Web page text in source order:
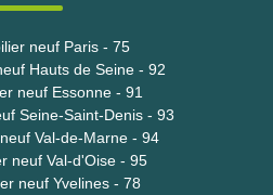
neuf Paris - 75
Hauts de Seine - 92
neuf Essonne - 91
Seine-Saint-Denis - 93
Val-de-Marne - 94
neuf Val-d'Oise - 95
neuf Yvelines - 78